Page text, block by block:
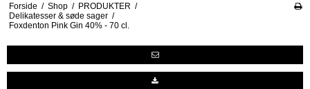
Forside / Shop / PRODUKTER /
Delikatesser & søde sager /
Foxdenton Pink Gin 40% - 70 cl.